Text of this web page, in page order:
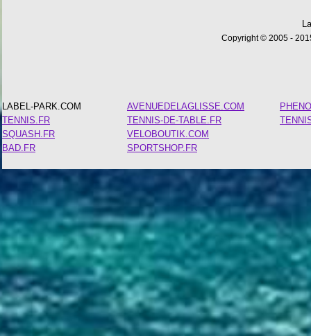
Copyright © 2005 -
LABEL-PARK.COM
TENNIS.FR
SQUASH.FR
BAD.FR
AVENUEDELAGLISSE.COM
TENNIS-DE-TABLE.FR
VELOBOUTIK.COM
SPORTSHOP.FR